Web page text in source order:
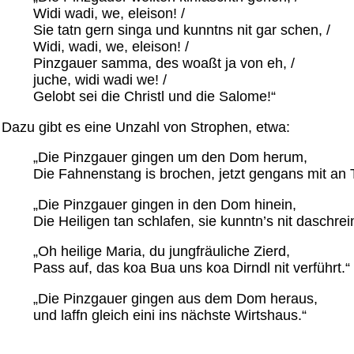
Widi wadi, we, eleison! /
Sie tatn gern singa und kunntns nit gar schen, /
Widi, wadi, we, eleison! /
Pinzgauer samma, des woaßt ja von eh, /
juche, widi wadi we! /
Gelobt sei die Christl und die Salome!“
Dazu gibt es eine Unzahl von Strophen, etwa:
„Die Pinzgauer gingen um den Dom herum,
Die Fahnenstang is brochen, jetzt gengans mit an
„Die Pinzgauer gingen in den Dom hinein,
Die Heiligen tan schlafen, sie kunntn’s nit
„Oh heilige Maria, du jungfräuliche Zierd,
Pass auf, das koa Bua uns koa Dirndl nit verführt.“
„Die Pinzgauer gingen aus dem Dom heraus,
und laffn gleich eini ins nächste Wirtshaus.“